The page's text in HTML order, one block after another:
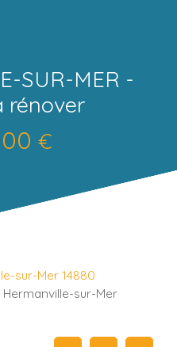
SUR-MER -
rénover
€
sur-Mer 14880
sur-Mer